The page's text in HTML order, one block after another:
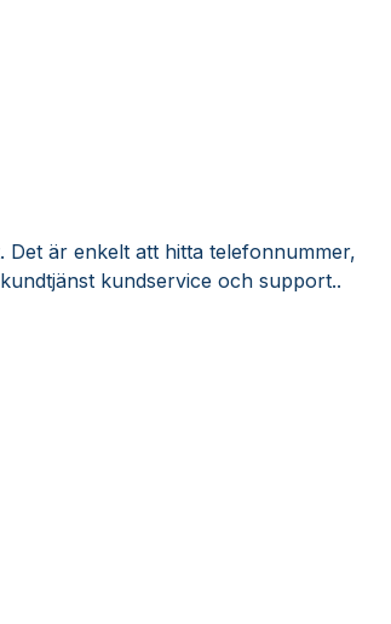
Det är enkelt att hitta telefonnummer,
kundservice och support..